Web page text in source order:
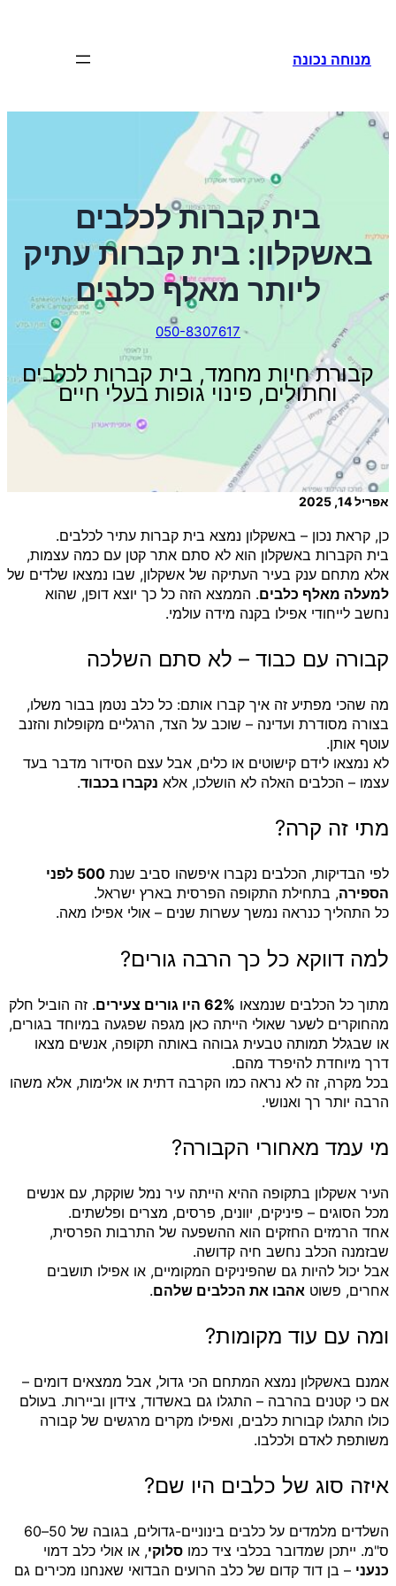
מנוחה נכונה
בית קברות לכלבים
באשקלון: בית קברות עתיק
ליותר מאלף כלבים
050-8307617
קבורת חיות מחמד, בית קברות לכלבים
וחתולים, פינוי גופות בעלי חיים
אפריל 14, 2025
כן, קראת נכון – באשקלון נמצא בית קברות עתיר לכלבים.
בית הקברות באשקלון הוא לא סתם אתר קטן עם כמה עצמות,
אלא מתחם ענק בעיר העתיקה של אשקלון, שבו נמצאו שלדים של
למעלה מאלף כלבים. הממצא הזה כל כך יוצא דופן, שהוא
נחשב לייחודי אפילו בקנה מידה עולמי.
קבורה עם כבוד – לא סתם השלכה
מה שהכי מפתיע זה איך קברו אותם: כל כלב נטמן בבור משלו,
בצורה מסודרת ועדינה – שוכב על הצד, הרגליים מקופלות והזנב
עוטף אותן.
לא נמצאו לידם קישוטים או כלים, אבל עצם הסידור מדבר בעד
עצמו – הכלבים האלה לא הושלכו, אלא נקברו בכבוד.
מתי זה קרה?
לפי הבדיקות, הכלבים נקברו איפשהו סביב שנת
500 לפני
הספירה, בתחילת התקופה הפרסית בארץ ישראל.
כל התהליך כנראה נמשך עשרות שנים – אולי אפילו מאה.
למה דווקא כל כך הרבה גורים?
מתוך כל הכלבים שנמצאו 62% היו גורים צעירים
. זה הוביל חלק
מהחוקרים לשער שאולי הייתה כאן מגפה שפגעה במיוחד בגורים,
או שבגלל תמותה טבעית גבוהה באותה תקופה, אנשים מצאו
דרך מיוחדת להיפרד מהם.
בכל מקרה, זה לא נראה כמו הקרבה דתית או אלימות, אלא משהו
הרבה יותר רך ואנושי.
מי עמד מאחורי הקבורה?
העיר אשקלון בתקופה ההיא הייתה עיר נמל שוקקת, עם אנשים
מכל הסוגים – פיניקים, יוונים, פרסים, מצרים ופלשתים.
אחד הרמזים החזקים הוא ההשפעה של התרבות הפרסית,
שבזמנה הכלב נחשב חיה קדושה.
אבל יכול להיות גם שהפיניקים המקומיים, או אפילו תושבים
אחרים, פשוט אהבו את הכלבים שלהם.
ומה עם עוד מקומות?
אמנם באשקלון נמצא המתחם הכי גדול, אבל ממצאים דומים –
אם כי קטנים בהרבה – התגלו גם באשדוד, צידון וביירות. בעולם
כולו התגלו קבורות כלבים, ואפילו מקרים מרגשים של קבורה
משותפת לאדם ולכלבו.
איזה סוג של כלבים היו שם?
השלדים מלמדים על כלבים בינוניים-גדולים, בגובה של 50–60
ס"מ. ייתכן שמדובר בכלבי ציד כמו סלוקי, או אולי כלב דמוי
כנעני – בן דוד קדום של כלב הרועים הבדואי שאנחנו מכירים גם